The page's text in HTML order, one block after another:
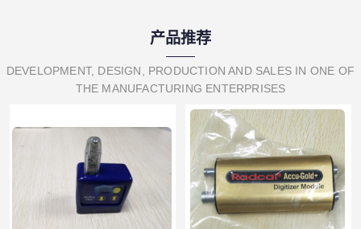
产品推荐
DEVELOPMENT, DESIGN, PRODUCTION AND SALES IN ONE OF
THE MANUFACTURING ENTERPRISES